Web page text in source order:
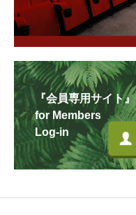
『会員専用サイト』
for Members
Log-in